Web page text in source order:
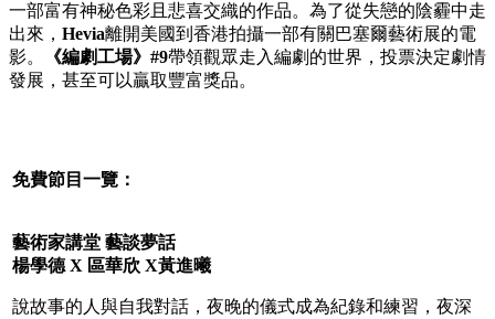
一部富有神秘色彩且悲喜交織的作品。為了從失戀的陰霾中走
出來， Hevia離開美國到香港拍攝一部有關巴塞爾藝術展的電
影。
《編劇工場》 #9帶領觀眾走入編劇的世界，投票決定劇情
發展，甚至可以贏取豐富獎品。
免費節目一覽：
藝術家講堂 藝談夢話
楊學德 X 區華欣 X黃進曦
說故事的人與自我對話，夜晚的儀式成為紀錄和練習，夜深